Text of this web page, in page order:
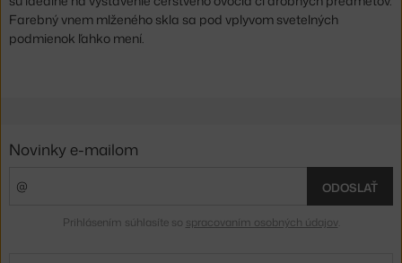
Farebný vnem mlženého skla sa pod vplyvom svetelných
podmienok ľahko mení.
Novinky e-mailom
ODOSLAŤ
Prihlásením súhlasíte so spracovaním osobných údajov.